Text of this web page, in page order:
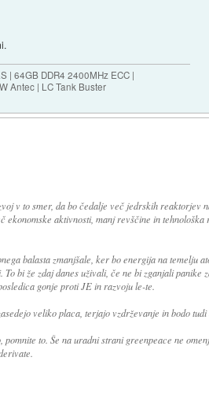
| 64GB DDR4 2400MHz ECC |
Antec | LC Tank Buster
v to smer, da bo čedalje več jedrskih reaktorjev
ekonomske aktivnosti, manj revščine in tehnološka
balasta zmanjšale, ker bo energija na temelju
bi že zdaj danes uživali, če ne bi zganjali panike
gonje proti JE in razvoju le-te.
veliko placa, terjajo vzdrževanje in bodo tudi
to. Še na uradni strani greenpeace ne